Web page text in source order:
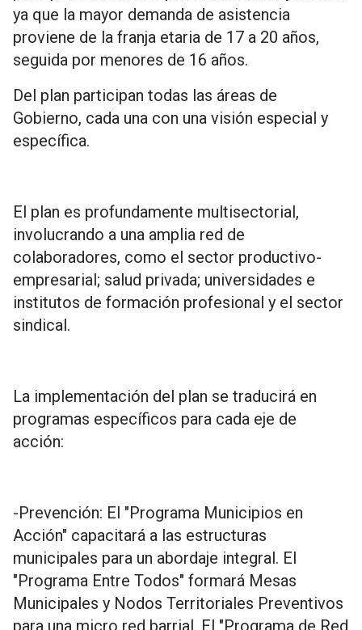
ya que la mayor demanda de asistencia
proviene de la franja etaria de 17 a 20 años,
seguida por menores de 16 años.
Del plan participan todas las áreas de
Gobierno, cada una con una visión especial y
específica.
El plan es profundamente multisectorial,
involucrando a una amplia red de
colaboradores, como el sector productivo-
empresarial; salud privada; universidades e
institutos de formación profesional y el sector
sindical.
La implementación del plan se traducirá en
programas específicos para cada eje de
acción:
-Prevención: El "Programa Municipios en
Acción" capacitará a las estructuras
municipales para un abordaje integral. El
"Programa Entre Todos" formará Mesas
Municipales y Nodos Territoriales Preventivos
para una micro red barrial. El "Programa de Red